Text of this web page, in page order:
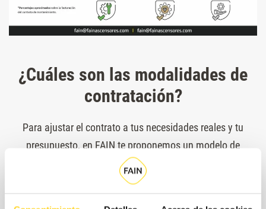
¿Cuáles son las modalidades de
contratación?
Para ajustar el contrato a tus necesidades reales y tu
presupuesto, en FAIN te proponemos un modelo de
contratación flexible, en el que seleccionarás por separado
la cobertura de piezas, es decir, los repuesto que se